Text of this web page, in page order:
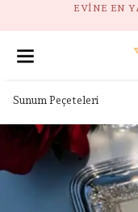
GÜVENLI
Sunum Peçeteleri